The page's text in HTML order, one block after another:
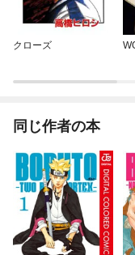
クローズ
同じ作者の本